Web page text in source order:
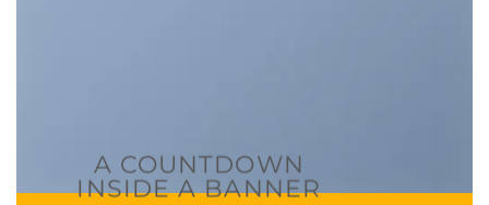
A COUNTDOWN
INSIDE A BANNER